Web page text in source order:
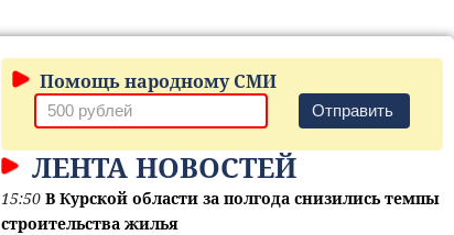
Помощь народному СМИ
Отправить
ЛЕНТА НОВОСТЕЙ
15:50 В Курской области за полгода снизились темпы
строительства жилья